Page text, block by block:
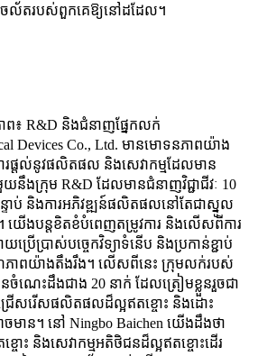
ល័តរបស់ពួកគេឱ្យនៅដដែល។
ាព៖ R&D និងជំនាញផ្នែកលក់
Devices Co., Ltd. មានមោទនភាពយ៉ាង
នុងការផ្តល់នូវផលិតផល និងសេវាកម្មដែលមាន
ងក្រុម R&D ដែលមានជំនាញវិជ្ជាជីវៈ 10
បន្ទាប់ និងការអភិវឌ្ឍន៍ផលិតផលនៅតែជាស្នូល
យើងបន្តខិតខំបំពេញតម្រូវការ និងលើសពីការ
ើប្រាស់បច្ចេកវិទ្យាទំនើប និងប្រកាន់ខ្ជាប់
ភាពយ៉ាងតឹងរឹង។ លើសពីនេះ ក្រុមលក់របស់
ណេះដឹងជាង 20 នាក់ ដែលត្រៀមខ្លួនរួចជា
ើសរើសផលិតផលដ៏ល្អឥតខ្ចោះ និងដោះ
មាន។ នៅ Ningbo Baichen យើងដឹងថា
និងសេវាកម្មអតិថិជនដ៏ល្អឥតខ្ចោះដើរ